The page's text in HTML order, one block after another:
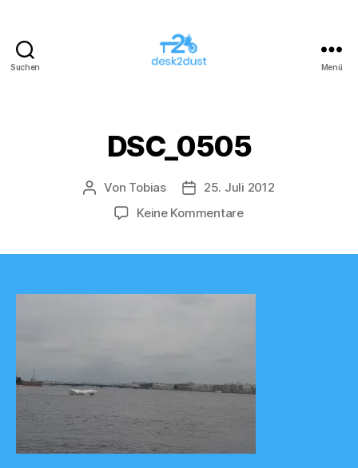
Suchen Menü
DSC_0505
Beitragsautor
Von Tobias Veröffentlichungsdatum
25. Juli 2012
Keine Kommentarezu